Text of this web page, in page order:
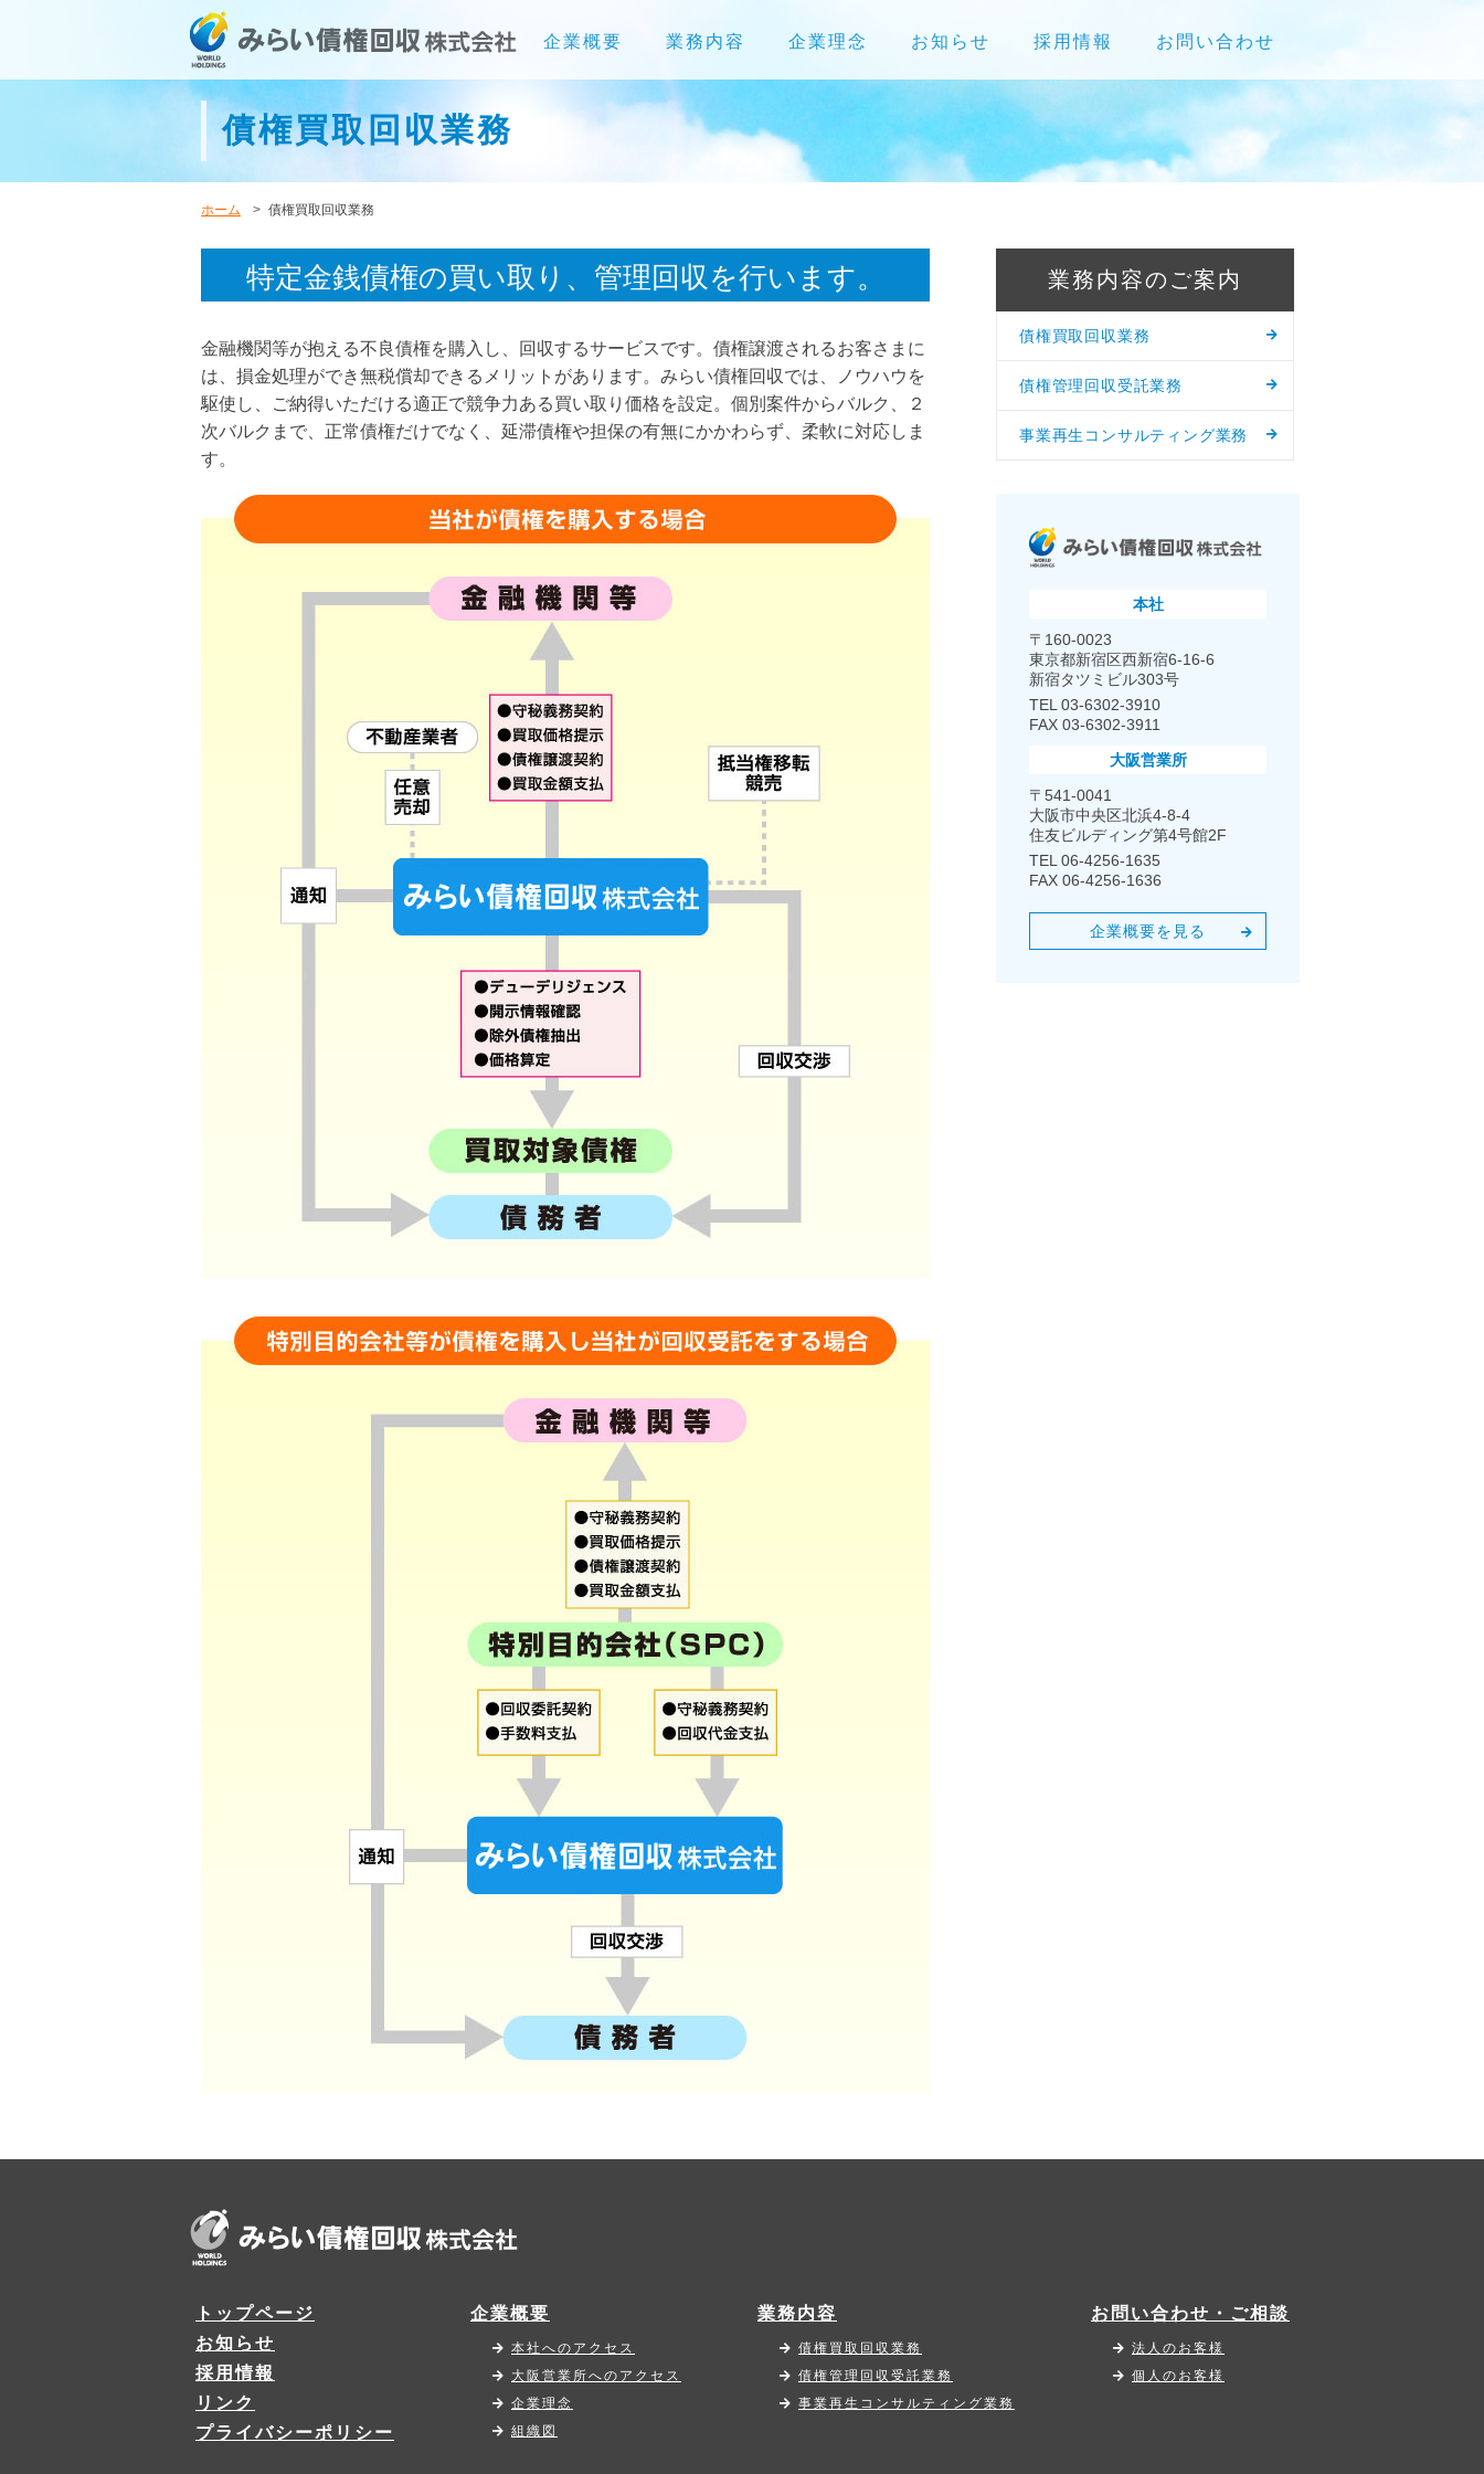
企業概要 業務内容 企業理念 お知らせ 採用情報 お問い合わせ
債権買取回収業務
ホーム 債権買取回収業務
特定金銭債権の買い取り、管理回収を行います。
金融機関等が抱える不良債権を購入し、回収するサービスです。債権譲渡されるお客さまに
は、損金処理ができ無税償却できるメリットがあります。みらい債権回収では、ノウハウを
駆使し、ご納得いただける適正で競争力ある買い取り価格を設定。個別案件からバルク、２
次バルクまで、正常債権だけでなく、延滞債権や担保の有無にかかわらず、柔軟に対応しま
す。
業務内容のご案内
債権買取回収業務
債権管理回収受託業務
事業再生コンサルティング業務
本社
〒160-0023
東京都新宿区西新宿6-16-6
新宿タツミビル303号
TEL 03-6302-3910
FAX 03-6302-3911
大阪営業所
〒541-0041
大阪市中央区北浜4-8-4
住友ビルディング第4号館2F
TEL 06-4256-1635
FAX 06-4256-1636
企業概要を見る
トップページ
お知らせ
採用情報
リンク
プライバシーポリシー
企業概要
本社へのアクセス
大阪営業所へのアクセス
企業理念
組織図
業務内容
債権買取回収業務
債権管理回収受託業務
事業再生コンサルティング業務
お問い合わせ・ご相談
法人のお客様
個人のお客様